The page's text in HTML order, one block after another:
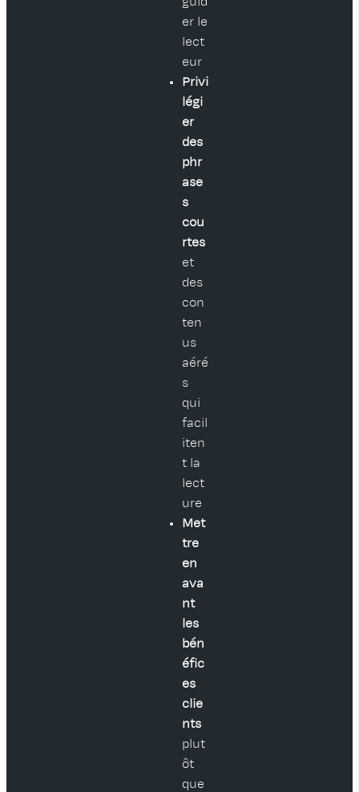
er le
lect
eur
Privi
légi
er
des
phr
ase
s
cou
rtes
et
des
con
ten
us
aéré
s
qui
facil
iten
t la
lect
ure
Met
tre
en
ava
nt
les
bén
éfic
es
clie
nts
plut
ôt
que